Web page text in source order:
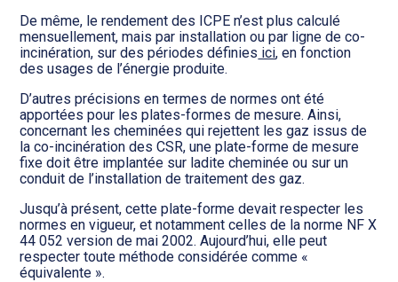
De même, le rendement des ICPE n’est plus calculé
mensuellement, mais par installation ou par ligne de co-
incinération, sur des périodes définies ici, en fonction
des usages de l’énergie produite.
D’autres précisions en termes de normes ont été
apportées pour les plates-formes de mesure. Ainsi,
concernant les cheminées qui rejettent les gaz issus de
la co-incinération des CSR, une plate-forme de mesure
fixe doit être implantée sur ladite cheminée ou sur un
conduit de l’installation de traitement des gaz.
Jusqu’à présent, cette plate-forme devait respecter les
normes en vigueur, et notamment celles de la norme NF X
44 052 version de mai 2002. Aujourd’hui, elle peut
respecter toute méthode considérée comme «
équivalente ».